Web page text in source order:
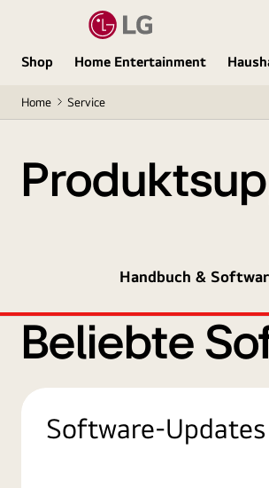
Shop Home Entertainment
Home Service
Handbuch &
Beliebte
Software-Updates